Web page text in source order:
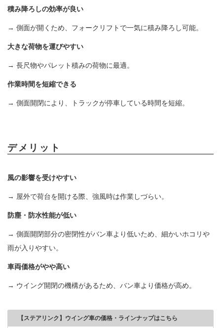
積み降ろしの効率が良い
→ 側面が開くため、フォークリフトで一気に積み降ろし可能。
大きな荷物を運びやすい
→ 長尺物やパレット積みの荷物に最適。
作業時間を短縮できる
→ 側面開閉により、トラックが停車している時間を短縮。
デメリット
風の影響を受けやすい
→ 屋外で荷台を開ける際、強風時は作業しづらい。
防塵・防水性能が低い
→ 側面開閉部分の密閉性がバン車より低いため、細かいホコリや
雨が入りやすい。
車両価格がやや高い
→ ウイング開閉の機構があるため、バン車より価格が高め。
【ステアリンク】ウイング車の価格・ラインナップはこちら